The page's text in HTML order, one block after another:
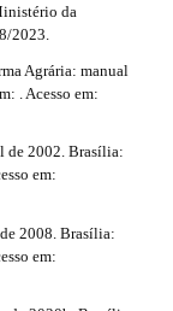
da
2023.
Agrária: manual
. Acesso em:
de 2002. Brasília:
em:
2008. Brasília:
em: